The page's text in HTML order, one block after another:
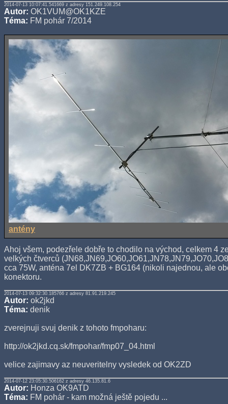
2014-07-13 10:07:41.541669 z adresy 151.249.108.254
Autor: OK1VUM@OK1KZE
Téma: FM pohár 7/2014
antény
Ahoj všem, podezřele dobře to chodilo na východ, celkem 4
velkých čtverců
cca 75W, anténa 7el DK7ZB + BG164 (nikoli najednou, ale
konektoru.
2014-07-13 09:32:30.185766 z adresy 81.91.219.245
Autor: ok2jkd
Téma: denik
zverejnuji svuj denik z tohoto fmpoharu:
http://ok2jkd.cq.sk/fmpohar/fmp07_04.html
velice zajimavy az neuveritelny vysledek od OK2ZD
2014-07-12 23:05:30.506162 z adresy 46.135.81.6
Autor: Honza OK9ATD
Téma: FM pohár - kam možná ještě pojedu ...